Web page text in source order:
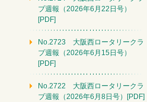
ブ週報（2026年6月22日号）
[PDF]
No.2723 大阪西ロータリークラ
ブ週報（2026年6月15日号）
[PDF]
No.2722 大阪西ロータリークラ
ブ週報（2026年6月8日号）[PDF]